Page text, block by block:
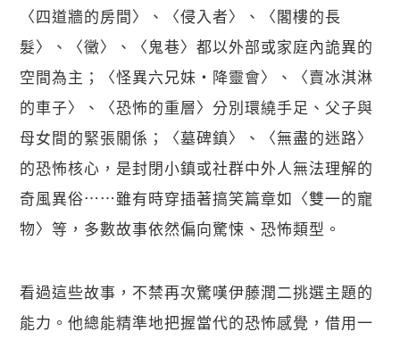
〈四道牆的房間〉、〈侵入者〉、〈閣樓的長
髮〉、〈黴〉、〈鬼巷〉都以外部或家庭內詭異的
空間為主；〈怪異六兄妹・降靈會〉、〈賣冰淇淋
的車子〉、〈恐怖的重層〉分別環繞手足、父子與
母女間的緊張關係；〈墓碑鎮〉、〈無盡的迷路〉
的恐怖核心，是封閉小鎮或社群中外人無法理解的
奇風異俗⋯⋯雖有時穿插著搞笑篇章如〈雙一的寵
物〉等，多數故事依然偏向驚悚、恐怖類型。
看過這些故事，不禁再次驚嘆伊藤潤二挑選主題的
能力。他總能精準地把握當代的恐怖感覺，借用一